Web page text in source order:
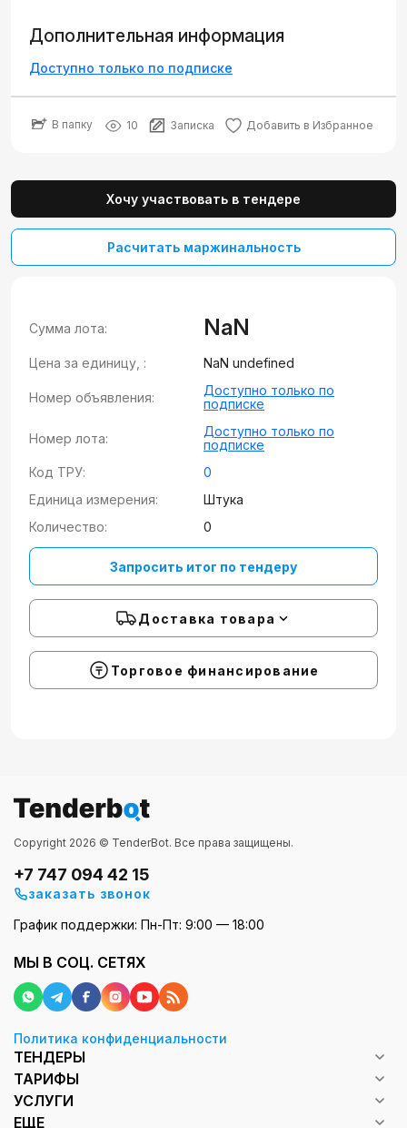
Дополнительная информация
Доступно только по подписке
В папку 10 Записка Добавить в Избранное
Хочу участвовать в тендере
Расчитать маржинальность
Сумма лота: NaN
Цена за единицу, : NaN undefined
Номер объявления:
Доступно только по
подписке
Номер лота:
Доступно только по
подписке
Код ТРУ:
0
Единица измерения:
Штука
Количество:
0
Запросить итог по тендеру
Доставка товара
Торговое финансирование
Copyright 2026 © TenderBot. Все права защищены.
+7 747 094 42 15
заказать звонок
График поддержки: Пн-Пт: 9:00 — 18:00
МЫ В СОЦ. СЕТЯХ
Политика конфиденциальности
ТЕНДЕРЫ
ТАРИФЫ
УСЛУГИ
ЕЩЕ